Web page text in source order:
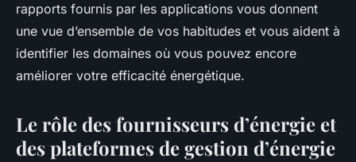
rapports fournis par les applications vous donnent
une vue d’ensemble de vos habitudes et vous aident à
identifier les domaines où vous pouvez encore
améliorer votre efficacité énergétique.
Le rôle des fournisseurs d’énergie et
des plateformes de gestion d’énergie